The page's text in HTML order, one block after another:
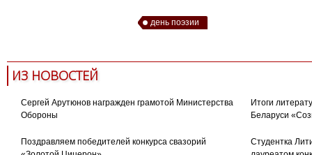
день поэзии
ИЗ НОВОСТЕЙ
Сергей Арутюнов награжден грамотой Министерства
Обороны
Итоги
Беларуси
Поздравляем победителей конкурса свазорий
Студентка